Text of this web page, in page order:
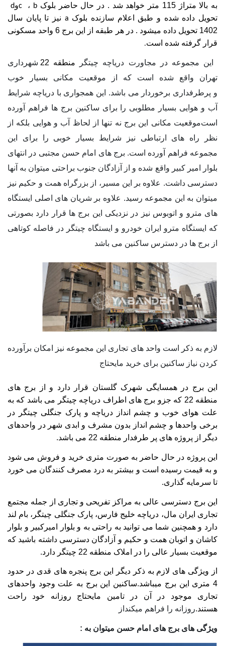
به بالا متراژ 115 متر خواهد شد . در حال حاضر بلوک
b ، cوd
تحویل داده شده و طبق اعلام سازنده بلوک a نیز تا پایان سال
1402 تحویل داده میشود . در هر طبقه از این برج 6 واحد مسکونی
قرار گرفته شده است.
این مجموعه در مجاورت دریاچه چیتگر منطقه 22
شهرداری
تهران واقع شده است که از موقعیت مکانی بسیار خوب
و پرطرفداری برخوردار می باشد. این همجواری با دریاچه شرایط
آب و هوایی بسیار مطلوبی را برای ساکنین برج ها فراهم آورده
استموقعیت مکانی این برج نه تنها از لحاظ آب و هوایی بلکه از
نظر راه های ارتباطی نیز شرایط بسیار خوبی را برای این
مجموعه فراهم آورده است. برج های امام حسن مجتبی در انتهای
بلوار امیر کبیر واقع شده و از آزادگان جنوب براحتی میتوان به آنها
دسترسی داشت. علاوه بر این مسیر، از بزرگراه همت و حکیم نیز
میتوان به این مجموعه رسید. علاوه بر شریان های اصلی ایستگاه
های مترو و اتوبوس نیز در نزدیکی این برج ها قرار دارد بصورتی
که ایستگاه مترو ایران خودرو و ایستگاه چیتگر در فاصله کوتاهی
از برج ها در دسترس ساکنین می باشد
لازم به ذکر است واحد های تجاری این مجموعه نیز امکان برآورده
کردن نیاز ساکنین برای خرید مایحتاج
این برج در همسایگی شهرک گلستان قرار دارد و از برج های
منطقه 22 که جزو برج های اطراف دریاچه چیتگر می باشد که به
علت هوای خوب و چشم انداز دریاچه و پارک جنگلی چیتگر در
برخی واحدها و چشم انداز بدون مشرف و ابدی شهر در واحدهای
دیگر از پروژه های پر طرفدار منطقه 22 می باشد
.
این پروژه در حال حاضر به صورت متری خرید و فروش می شود
و به قیمت رسیده است و بیشتر به درد مصرف کنندگان می خورد
تا سرمایه گذاری.
این برج دسترسی عالی به مراکز تفریحی و تجاری از جمله مجتمع
تجاری ایران مال، دریاچه خلیج فارس، پارک جنگلی چیتگر، بام لند
دارد و همچنین شما می توانید به راحتی به و بلوار امیرکبیر و بلوار
کاشان و اتوبان همت و حکیم و آزادگان دسترسی داشته باشید که
موقعیت بسیار عالی را در املاک منطقه 22 چیتگر دارد
.
از ویژگی های لازم به ذکر دیگر این برج پنجره های قدی در حدود
4 متری این برج میباشد
.ساکنین این برج به علت وجود واحدهای
تجاری موجود در آن در تامین مایحتاج روزانه خود راحت
هستند.روزانه را فراهم میکند از
ویژگی های برج های امام حسن میتوان به :